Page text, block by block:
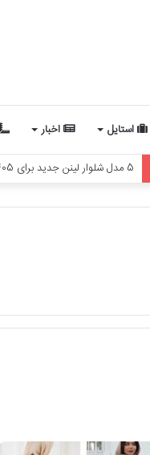
استایل اخبار
5 مدل شلوار لینن جدید برای 1405